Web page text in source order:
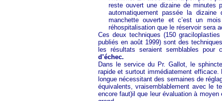
reste ouvert une dizaine de minutes
automatiquement passée la
manchette ouverte et c’est un
réhospitalisation que le réservoir sera
Ces deux techniques (150
publiés en août 1999) sont des
les résultats seraient semblables
d’échec.
Dans le service du Pr. Gallot, le
rapide et surtout immédiatement
longue nécessitant des semaines de
équivalents, vraisemblablement avec le
encore faut)il que leur évaluation à